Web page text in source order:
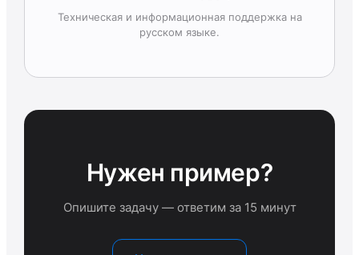
Техническая и информационная поддержка на
русском языке.
Нужен пример?
Опишите задачу — ответим за 15 минут